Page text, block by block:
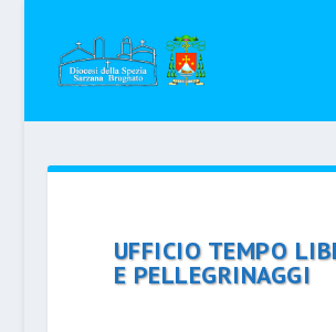
UFFICIO TEMPO
E PELLEGRINAGGI